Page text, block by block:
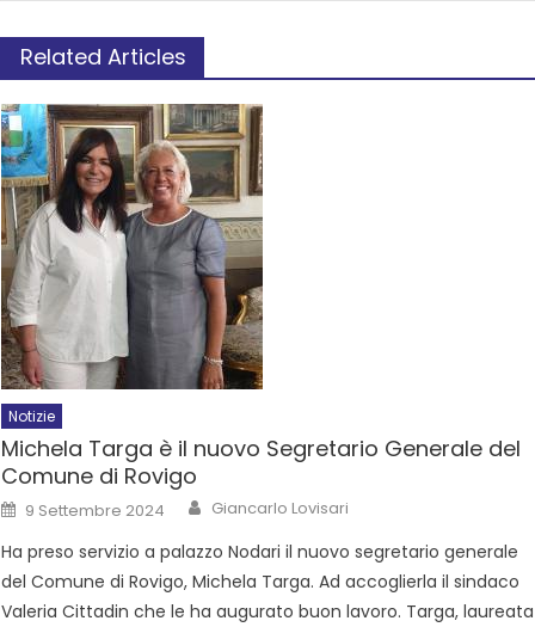
Related Articles
Notizie
Michela Targa è il nuovo Segretario Generale del
Comune di Rovigo
9 Settembre 2024 Giancarlo Lovisari
Ha preso servizio a palazzo Nodari il nuovo segretario generale
del Comune di Rovigo, Michela Targa. Ad accoglierla il sindaco
Valeria Cittadin che le ha augurato buon lavoro. Targa, laureata